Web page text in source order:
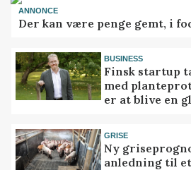
ANNONCE
Der kan være penge gemt, i
BUSINESS
Finsk startup
med
er at blive en
GRISE
Ny
anledning til